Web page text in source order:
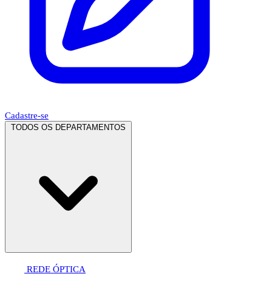
Cadastre-se
TODOS OS DEPARTAMENTOS
REDE ÓPTICA